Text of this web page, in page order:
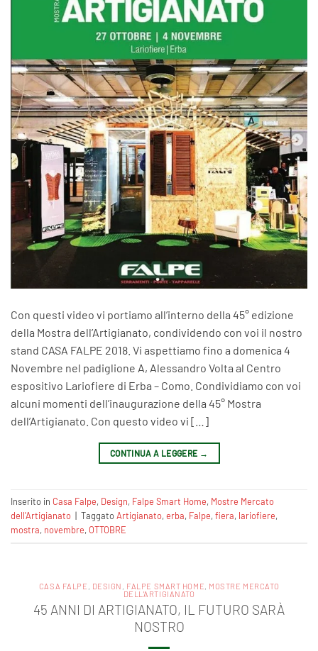
Con questi video vi portiamo all’interno della 45° edizione
della Mostra dell’Artigianato, condividendo con voi il nostro
stand CASA FALPE 2018. Vi aspettiamo fino a domenica 4
Novembre nel padiglione A, Alessandro Volta al Centro
espositivo Lariofiere di Erba – Como. Condividiamo con voi
alcuni momenti dell’inaugurazione della 45° Mostra
dell’Artigianato. Con questo video vi […]
CONTINUA A LEGGERE →
Inserito in Casa Falpe, Design, Falpe Smart Home, Mostre Mercato
dell'Artigianato | TaggatoArtigianato,erba, Falpe,fiera, lariofiere‬,
mostra, novembre, OTTOBRE
CASA FALPE , DESIGN , FALPE SMART HOME, MOSTRE MERCATO
DELL'ARTIGIANATO
45 ANNI DI ARTIGIANATO, IL FUTURO SARÀ
NOSTRO